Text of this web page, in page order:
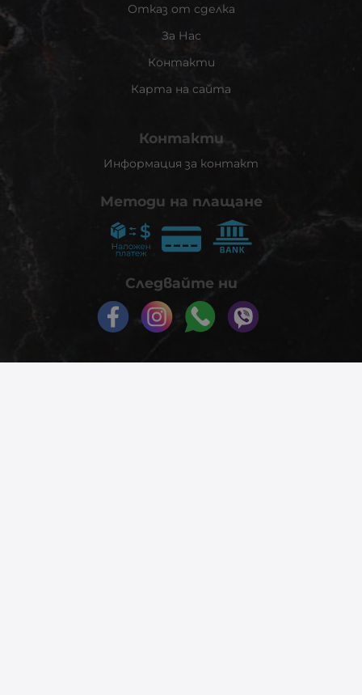
Отказ от сделка
За Нас
Контакти
Карта на сайта
Контакти
Информация за контакт
Методи на плащане
Следвайте ни